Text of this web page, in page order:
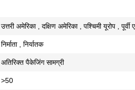
उत्तरी अमेरिका , दक्षिण अमेरिका , पश्चिमी यूरोप ,
निर्माता , निर्यातक
अतिरिक्त पैकेजिंग सामग्री
>50